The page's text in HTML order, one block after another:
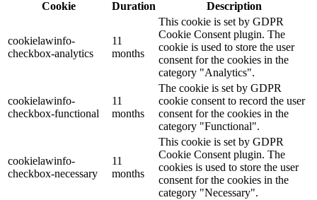
Cookie
Duration Description
cookielawinfo-
checkbox-analytics
11
months
This cookie is set by GDPR
Cookie Consent plugin. The
cookie is used to store the user
consent for the cookies in the
category "Analytics".
cookielawinfo-
checkbox-functional
11
months
The cookie is set by GDPR
cookie consent to record the user
consent for the cookies in the
category "Functional".
cookielawinfo-
checkbox-necessary
11
months
This cookie is set by GDPR
Cookie Consent plugin. The
cookies is used to store the user
consent for the cookies in the
category "Necessary".